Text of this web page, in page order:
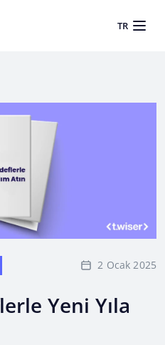
TR
2 Ocak 2025
Yeni Yıla